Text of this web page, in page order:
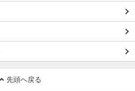
先頭へ戻る